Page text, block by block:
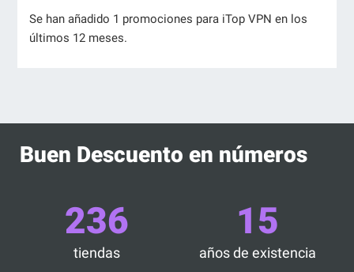
Se han añadido 1 promociones para iTop VPN en los
últimos 12 meses.
Buen Descuento en números
236
tiendas
15
años de existencia